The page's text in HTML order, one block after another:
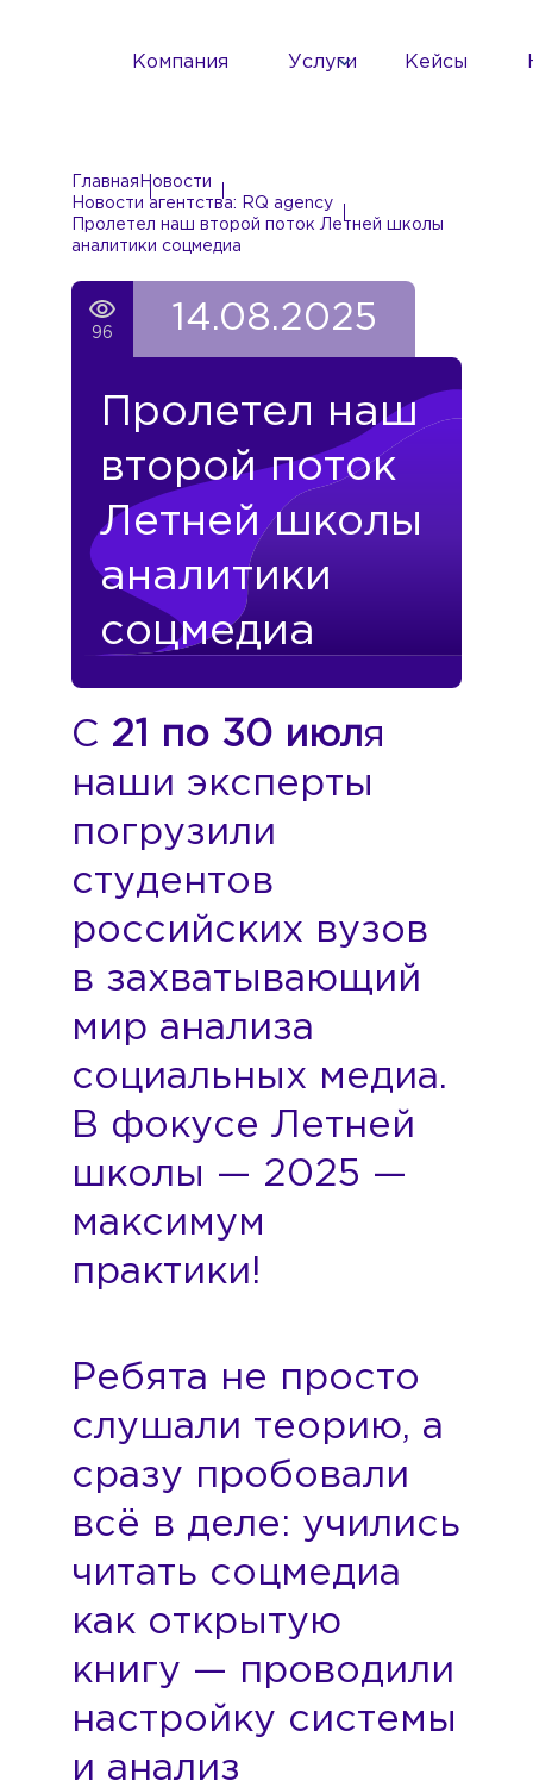
Компания Услуги Кейсы
Главная Новости
Новости агентства: RQ agency
Пролетел наш второй поток Летней школы
аналитики соцмедиа
96 14.08.2025
Пролетел наш
второй поток
Летней школы
аналитики
соцмедиа
С 21 по 30 июля
наши эксперты
погрузили
студентов
российских вузов
в захватывающий
мир анализа
социальных медиа.
В фокусе Летней
школы — 2025 —
максимум
практики!
Ребята не просто
слушали теорию, а
сразу пробовали
всё в деле: учились
читать соцмедиа
как открытую
книгу — проводили
настройку системы
и анализ